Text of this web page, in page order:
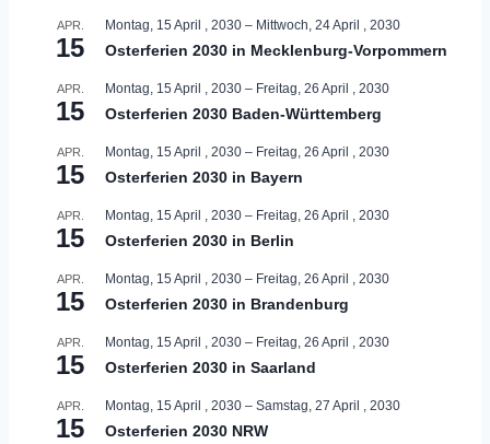
APR.
15
Montag, 15 April , 2030 – Mittwoch, 24 April , 2030
Osterferien 2030 in Mecklenburg-Vorpommern
APR.
15
Montag, 15 April , 2030 – Freitag, 26 April , 2030
Osterferien 2030 Baden-Württemberg
APR.
15
Montag, 15 April , 2030 – Freitag, 26 April , 2030
Osterferien 2030 in Bayern
APR.
15
Montag, 15 April , 2030 – Freitag, 26 April , 2030
Osterferien 2030 in Berlin
APR.
15
Montag, 15 April , 2030 – Freitag, 26 April , 2030
Osterferien 2030 in Brandenburg
APR.
15
Montag, 15 April , 2030 – Freitag, 26 April , 2030
Osterferien 2030 in Saarland
APR.
15
Montag, 15 April , 2030 – Samstag, 27 April , 2030
Osterferien 2030 NRW